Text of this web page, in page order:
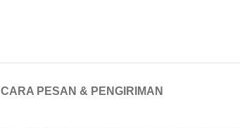
CARA PESAN & PENGIRIMAN